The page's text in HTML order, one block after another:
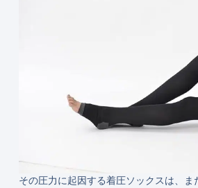
その圧力に起因する着圧ソックスは、ま